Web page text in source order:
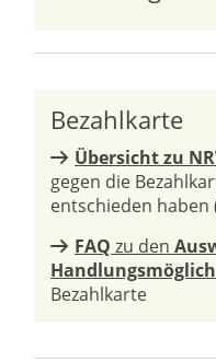
Bezahlkarte
Übersicht zu
gegen die
entschieden haben
FAQ zu den
Bezahlkarte